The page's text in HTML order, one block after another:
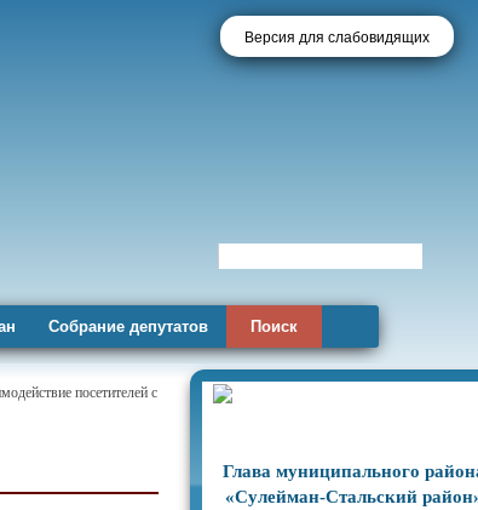
Версия для слабовидящих
Собрание депутатов Поиск
посетителей с
Глава муниципального
«Сулейман-Стальский